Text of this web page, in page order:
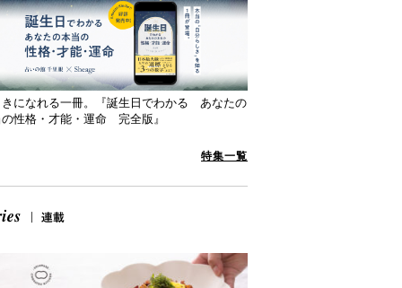
きになれる一冊。『誕生日でわかる あなたの
性格・才能・運命 完全版』
特集一覧